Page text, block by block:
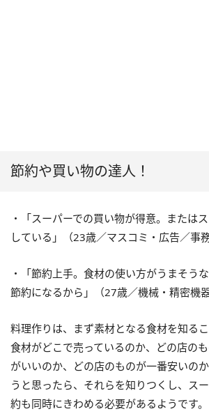
節約や買い物の達人！
・「スーパーでの買い物が得意。または
している」（23歳／マスコミ・広告／事
・「節約上手。食材の使い方がうまそう
節約になるから」（27歳／機械・精密機器
料理作りは、まず素材となる食材を知る
食材がどこで売っているのか、どの店の
がいいのか、どの店のものが一番安いの
うと思ったら、それらを知りつくし、ス
約も同時にきわめる必要があるようです。